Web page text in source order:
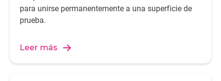
para unirse permanentemente a una superficie de
prueba.
Leer más